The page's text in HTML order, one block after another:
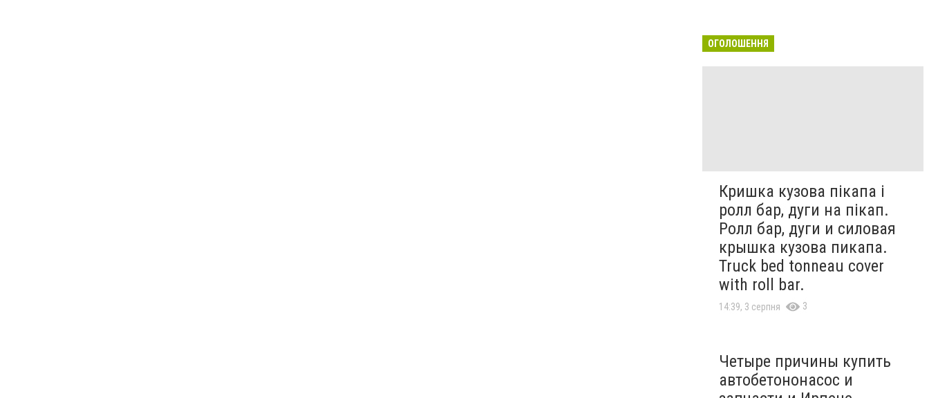
ОГОЛОШЕННЯ
Кришка кузова пікапа і
ролл бар, дуги на пікап.
Ролл бар, дуги и силовая
крышка кузова пикапа.
Truck bed tonneau cover
with roll bar.
14:39, 3 серпня 3
Четыре причины купить
автобетононасос и